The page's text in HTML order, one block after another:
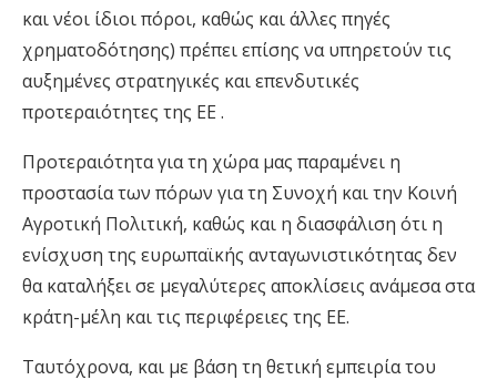
και νέοι ίδιοι πόροι, καθώς και άλλες πηγές
χρηματοδότησης) πρέπει επίσης να υπηρετούν τις
αυξημένες στρατηγικές και επενδυτικές
προτεραιότητες της ΕΕ .
Προτεραιότητα για τη χώρα μας παραμένει η
προστασία των πόρων για τη Συνοχή και την Κοινή
Αγροτική Πολιτική, καθώς και η διασφάλιση ότι η
ενίσχυση της ευρωπαϊκής ανταγωνιστικότητας δεν
θα καταλήξει σε μεγαλύτερες αποκλίσεις ανάμεσα στα
κράτη-μέλη και τις περιφέρειες της ΕΕ.
Ταυτόχρονα, και με βάση τη θετική εμπειρία του